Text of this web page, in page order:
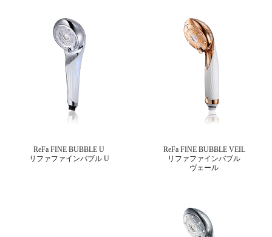
ReFa FINE BUBBLE U
リファファインバブル U
ReFa FINE BUBBLE VEIL
リファファインバブル
ヴェール